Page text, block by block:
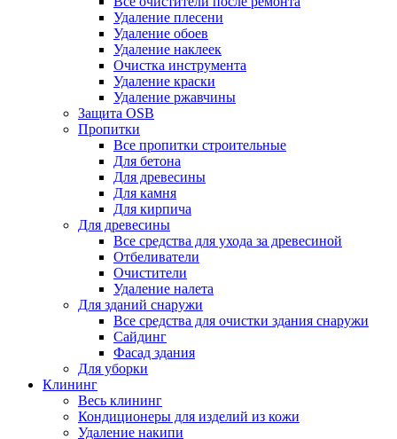
Удаление плесени
Удаление обоев
Удаление наклеек
Очистка инструмента
Удаление краски
Удаление ржавчины
Защита OSB
Пропитки
Все пропитки строительные
Для бетона
Для древесины
Для камня
Для кирпича
Для древесины
Все средства для ухода за древесиной
Отбеливатели
Очистители
Удаление налета
Для зданий снаружи
Все средства для очистки здания снаружи
Сайдинг
Фасад здания
Для уборки
Клининг
Весь клининг
Кондиционеры для изделий из кожи
Удаление накипи